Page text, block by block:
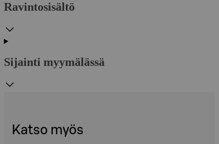
Ravintosisältö
Sijainti myymälässä
Katso myös